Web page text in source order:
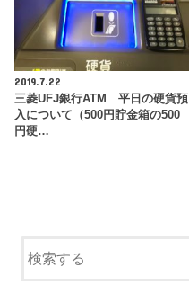
2019.7.22
三菱UFJ銀行ATM 平日の硬貨預
入について（500円貯金箱の500
円硬…